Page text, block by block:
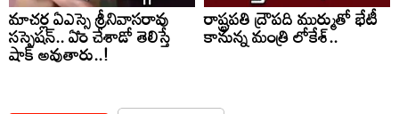
మాచర్ల ఏఎస్సై శ్రీనివాసరావు
సస్పెషన్.. ఏం చేశాడో తెలిస్తే
షాక్ అవుతారు..!
రాష్ట్రపతి ద్రౌపది ముర్ముతో భేటీ
కానున్న మంత్రి లోకేశ్..